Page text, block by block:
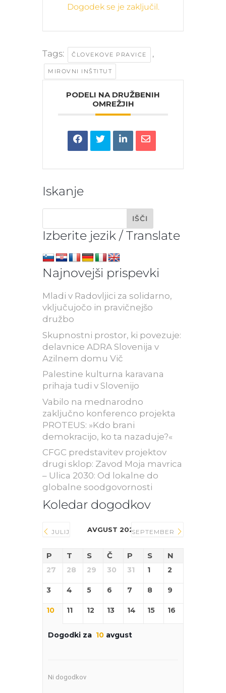
Dogodek se je zaključil.
Tags: ČLOVEKOVE PRAVICE ,
MIROVNI INŠTITUT
PODELI NA DRUŽBENIH
OMREŽJIH
Iskanje
Izberite jezik / Translate
Najnovejši prispevki
Mladi v Radovljici za solidarno,
vključujočo in pravičnejšo
družbo
Skupnostni prostor, ki povezuje:
delavnice ADRA Slovenija v
Azilnem domu Vič
Palestine kulturna karavana
prihaja tudi v Slovenijo
Vabilo na mednarodno
zaključno konferenco projekta
PROTEUS: »Kdo brani
demokracijo, ko ta nazaduje?«
CFGC predstavitev projektov
drugi sklop: Zavod Moja mavrica
– Ulica 2030: Od lokalne do
globalne soodgovornosti
Koledar dogodkov
JULIJ AVGUST 2026SEPTEMBER
P T S Č P S N
27 28 29 30 31 1 2
3 4 5 6 7 8 9
10 11 12 13 14 15 16
Dogodki za 10 avgust
Ni dogodkov